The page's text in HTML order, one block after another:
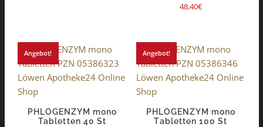
48,40€
Angebot!
PHLOGENZYM mono
Tabletten 40 St
Angebot!
PHLOGENZYM mono
Tabletten 100 St